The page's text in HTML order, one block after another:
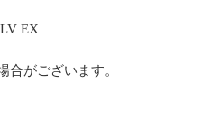
EX
がございます。